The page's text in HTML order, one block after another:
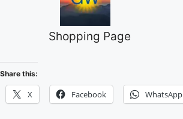
Shopping Page
Share this:
X Facebook WhatsApp